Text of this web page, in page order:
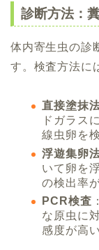
診断方法：
体内寄生虫の診
す。検査方法に
直接塗抹
ドガラス
線虫卵を
浮遊集卵
いて卵を
の検出率
PCR検査
な原虫に
感度が高い